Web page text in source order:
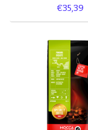
€35,39